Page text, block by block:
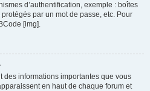
d’authentification, exemple : boîtes
par un mot de passe, etc. Pour
[img].
des informations importantes que vous
en haut de chaque forum et